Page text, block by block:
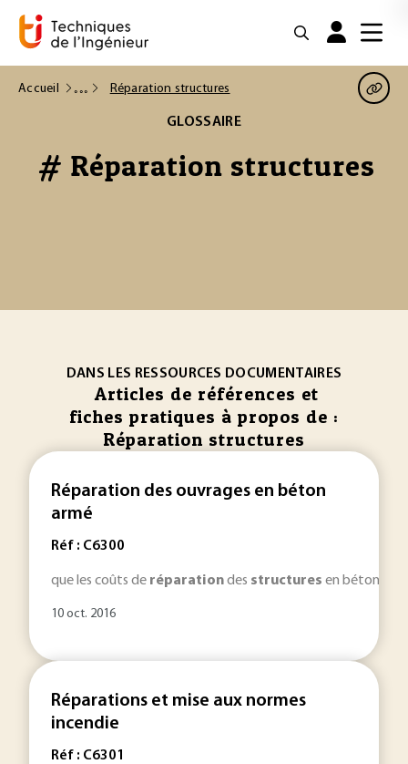
Accueil Réparation structures
GLOSSAIRE
# Réparation structures
DANS LES RESSOURCES DOCUMENTAIRES
Articles de références et
fiches pratiques à propos de :
Réparation structures
Réparation des ouvrages en béton
armé
Réf : C6300
que les coûts de réparationdes structures en béton
10 oct. 2016
Réparations et mise aux normes
incendie
Réf : C6301